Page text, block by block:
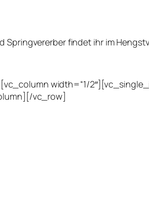
Springvererber findet ihr im
width=“1/
vc_row]